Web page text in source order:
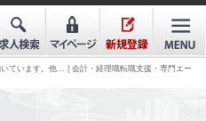
ています。他… | 会計・経理職転職支援・専門エー